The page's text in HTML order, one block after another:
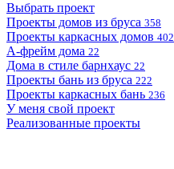
Выбрать проект
Проекты домов из бруса 358
Проекты каркасных домов 402
А-фрейм дома 22
Дома в стиле барнхаус 22
Проекты бань из бруса 222
Проекты каркасных бань 236
У меня свой проект
Реализованные проекты